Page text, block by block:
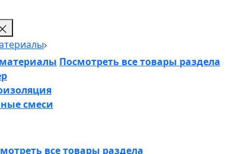
Посмотреть все товары раздела
смеси
все товары раздела